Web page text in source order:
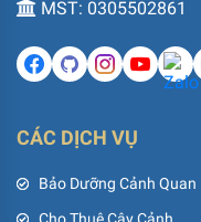
MST: 0305502861
CÁC DỊCH VỤ
Bảo Dưỡng Cảnh Quan